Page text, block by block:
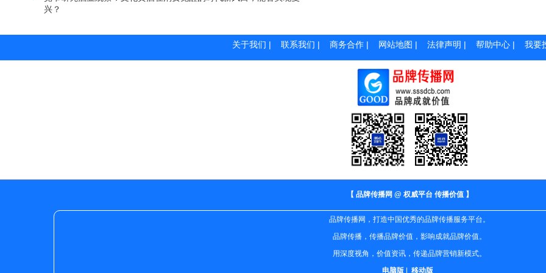
兴？
关于我们 | 联系我们 | 商务合作 | 网站地图 | 法律声明 | 帮助中心 | 我要
【 品牌传播网 @ 权威平台 传播价值 】
品牌传播网，打造中国优秀的品牌传播服务平台。
品牌传播，传播品牌价值，影响成就品牌价值。
用深度视角，价值资讯，传递品牌营销新模式。
电脑版| 移动版